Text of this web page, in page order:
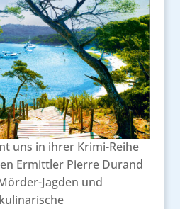
uns in ihrer Krimi-Reihe
Ermittler Pierre Durand
Jagden und